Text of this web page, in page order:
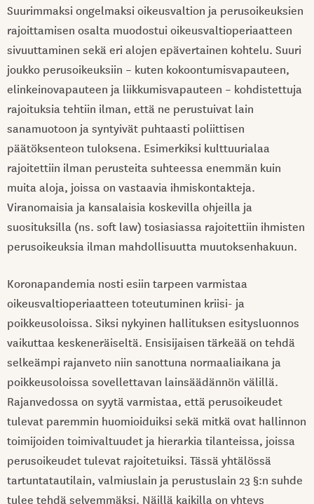
Suurimmaksi ongelmaksi oikeusvaltion ja perusoikeuksien
rajoittamisen osalta muodostui oikeusvaltioperiaatteen
sivuuttaminen sekä eri alojen epävertainen kohtelu. Suuri
joukko perusoikeuksiin – kuten kokoontumisvapauteen,
elinkeinovapauteen ja liikkumisvapauteen – kohdistettuja
rajoituksia tehtiin ilman, että ne perustuivat lain
sanamuotoon ja syntyivät puhtaasti poliittisen
päätöksenteon tuloksena. Esimerkiksi kulttuurialaa
rajoitettiin ilman perusteita suhteessa enemmän kuin
muita aloja, joissa on vastaavia ihmiskontakteja.
Viranomaisia ja kansalaisia koskevilla ohjeilla ja
suosituksilla (ns. soft law) tosiasiassa rajoitettiin ihmisten
perusoikeuksia ilman mahdollisuutta muutoksenhakuun.
Koronapandemia nosti esiin tarpeen varmistaa
oikeusvaltioperiaatteen toteutuminen kriisi- ja
poikkeusoloissa. Siksi nykyinen hallituksen esitysluonnos
vaikuttaa keskeneräiseltä. Ensisijaisen tärkeää on tehdä
selkeämpi rajanveto niin sanottuna normaaliaikana ja
poikkeusoloissa sovellettavan lainsäädännön välillä.
Rajanvedossa on syytä varmistaa, että perusoikeudet
tulevat paremmin huomioiduiksi sekä mitkä ovat hallinnon
toimijoiden toimivaltuudet ja hierarkia tilanteissa, joissa
perusoikeudet tulevat rajoitetuiksi. Tässä yhtälössä
tartuntatautilain, valmiuslain ja perustuslain 23 §:n suhde
tulee tehdä selvemmäksi. Näillä kaikilla on yhteys